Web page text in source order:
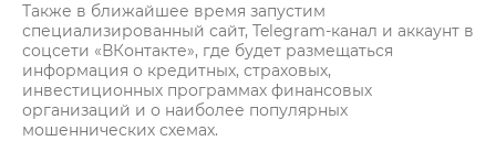
Также в ближайшее время запустим
специализированный сайт, Telegram-канал и аккаунт в
соцсети «ВКонтакте», где будет размещаться
информация о кредитных, страховых,
инвестиционных программах финансовых
организаций и о наиболее популярных
мошеннических схемах.